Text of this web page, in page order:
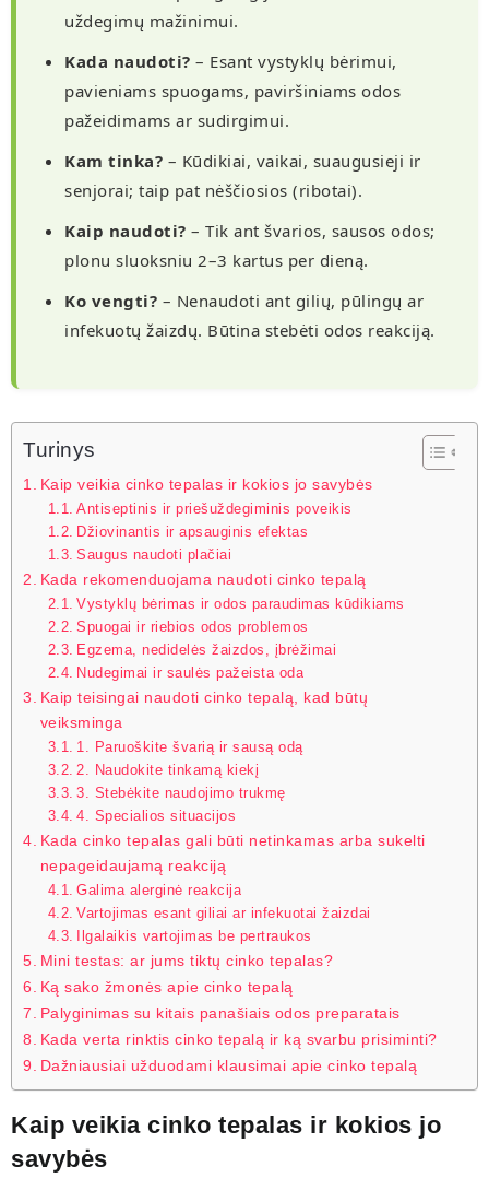
uždegimų mažinimui.
Kada naudoti? – Esant vystyklų bėrimui,
pavieniams spuogams, paviršiniams odos
pažeidimams ar sudirgimui.
Kam tinka? – Kūdikiai, vaikai, suaugusieji ir
senjorai; taip pat nėščiosios (ribotai).
Kaip naudoti? – Tik ant švarios, sausos odos;
plonu sluoksniu 2–3 kartus per dieną.
Ko vengti? – Nenaudoti ant gilių, pūlingų ar
infekuotų žaizdų. Būtina stebėti odos reakciją.
Turinys
Kaip veikia cinko tepalas ir kokios jo savybės
Antiseptinis ir priešuždegiminis poveikis
Džiovinantis ir apsauginis efektas
Saugus naudoti plačiai
Kada rekomenduojama naudoti cinko tepalą
Vystyklų bėrimas ir odos paraudimas kūdikiams
Spuogai ir riebios odos problemos
Egzema, nedidelės žaizdos, įbrėžimai
Nudegimai ir saulės pažeista oda
Kaip teisingai naudoti cinko tepalą, kad būtų
veiksminga
1. Paruoškite švarią ir sausą odą
2. Naudokite tinkamą kiekį
3. Stebėkite naudojimo trukmę
4. Specialios situacijos
Kada cinko tepalas gali būti netinkamas arba sukelti
nepageidaujamą reakciją
Galima alerginė reakcija
Vartojimas esant giliai ar infekuotai žaizdai
Ilgalaikis vartojimas be pertraukos
Mini testas: ar jums tiktų cinko tepalas?
Ką sako žmonės apie cinko tepalą
Palyginimas su kitais panašiais odos preparatais
Kada verta rinktis cinko tepalą ir ką svarbu prisiminti?
Dažniausiai užduodami klausimai apie cinko tepalą
Kaip veikia cinko tepalas ir kokios jo
savybės